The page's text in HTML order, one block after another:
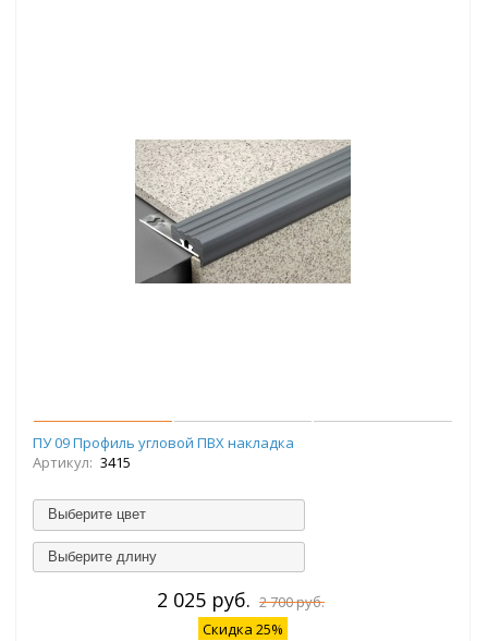
ПУ 09 Профиль угловой ПВХ накладка
Артикул: 3415
Выберите цвет
Выберите длину
2 025 руб. 2 700 руб.
Скидка 25%